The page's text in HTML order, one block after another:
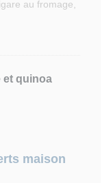
au fromage,
et quinoa
maison